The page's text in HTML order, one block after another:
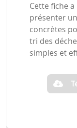
Cette fiche
présenter
concrètes
tri des
simples et